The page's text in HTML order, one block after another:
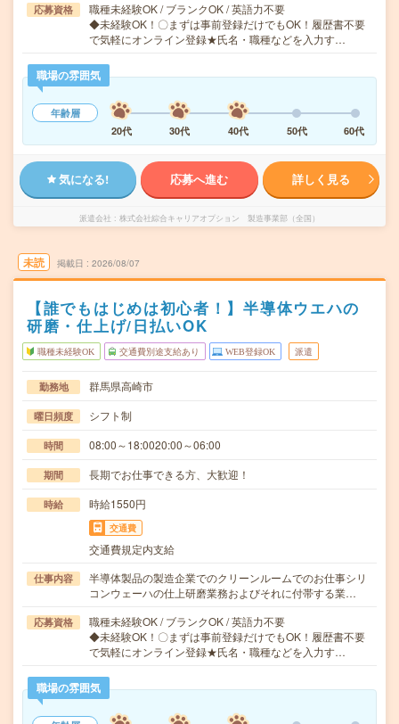
応募資格
職種未経験OK / ブランクOK / 英語力不要
◆未経験OK！〇まずは事前登録だけでもOK！履歴書不要
で気軽にオンライン登録★氏名・職種などを入力す…
職場の雰囲気
年齢層
20代
30代 40代 50代 60代
気になる! 応募へ進む 詳しく見る
派遣会社 株式会社綜合キャリアオプション 製造事業部（全国）
未読 掲載日 2026/08/07
【誰でもはじめは初心者！】半導体ウエハの
研磨・仕上げ/日払いOK
職種未経験OK 交通費別途支給あり WEB登録OK 派遣
勤務地 群馬県高崎市
曜日頻度 シフト制
時間 08:00～18:0020:00～06:00
期間 長期でお仕事できる方、大歓迎！
時給 時給1550円
交通費
交通費規定内支給
仕事内容
半導体製品の製造企業でのクリーンルームでのお仕事シリ
コンウェーハの仕上研磨業務およびそれに付帯する業…
応募資格
職種未経験OK / ブランクOK / 英語力不要
◆未経験OK！〇まずは事前登録だけでもOK！履歴書不要
で気軽にオンライン登録★氏名・職種などを入力す…
職場の雰囲気